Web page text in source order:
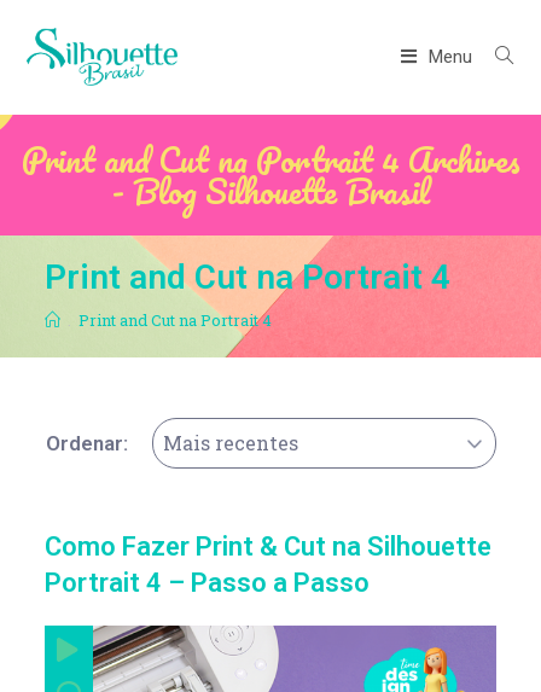
Menu
Print and Cut na Portrait 4 Archives
- Blog Silhouette Brasil
Print and Cut na Portrait 4
. Print and Cut na Portrait 4
Ordenar: Mais recentes
Como Fazer Print & Cut na Silhouette
Portrait 4 – Passo a Passo